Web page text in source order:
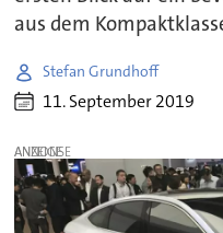
aus dem
Stefan Grundhoff
11. September 2019
ANZEIGE